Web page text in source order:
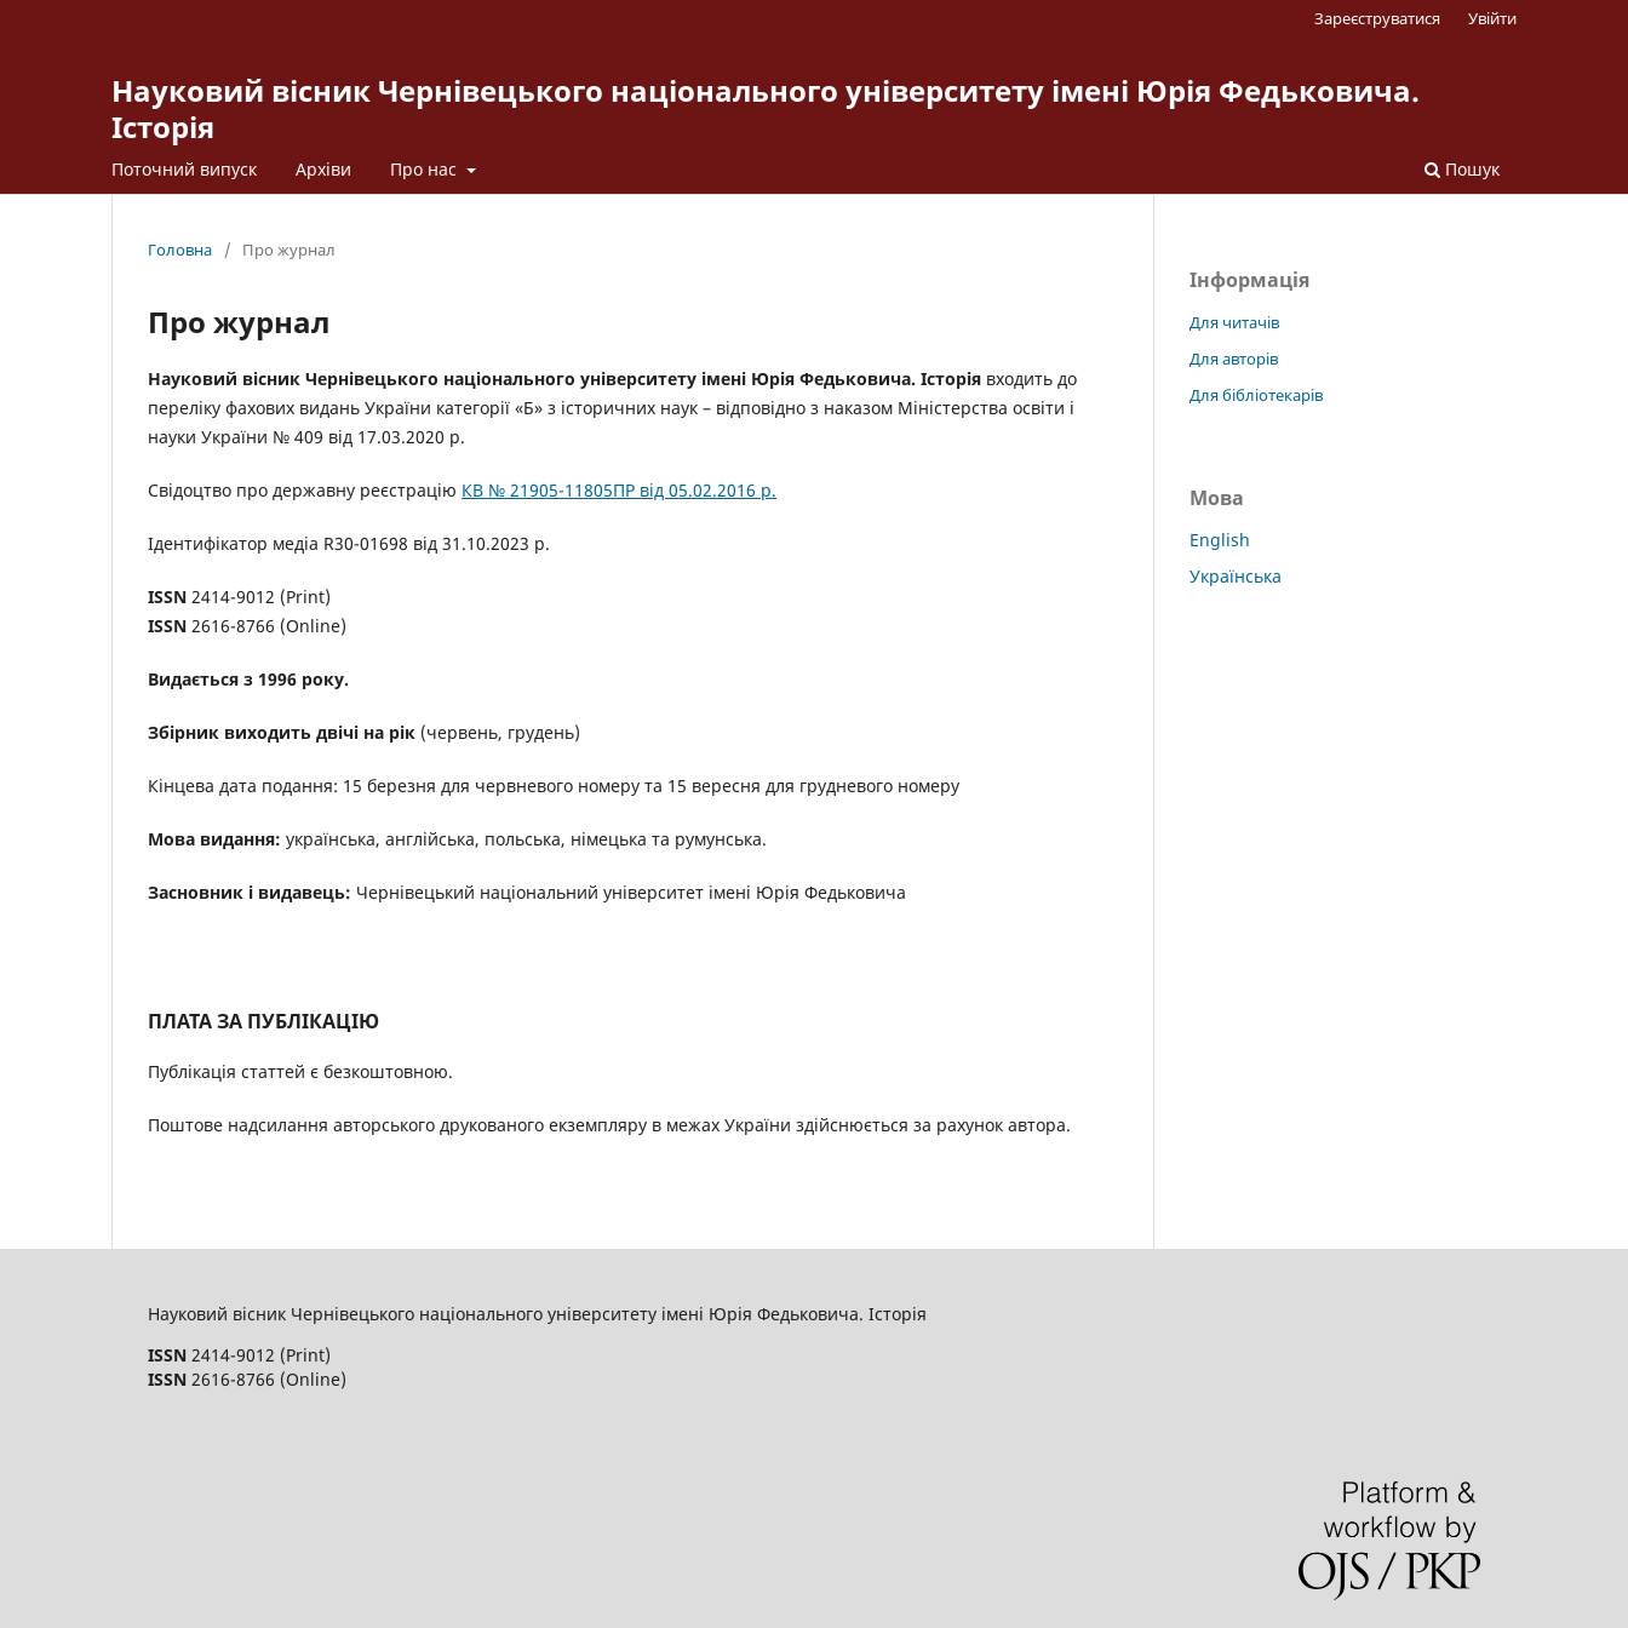
Науковий вісник Чернівецького національного університету імені Юрія Федьковича.
Історія
Поточний випуск Архіви Про нас Пошук
Зареєструватися Увійти
Головна / Про журнал
Про журнал
Науковий вісник Чернівецького національного університету імені Юрія Федьковича. Історія входить до
переліку фахових видань України категорії «Б» з історичних наук – відповідно з наказом Міністерства освіти і
науки України № 409 від 17.03.2020 р.
Свідоцтво про державну реєстрацію КВ № 21905-11805ПР від 05.02.2016 р.
Ідентифікатор медіа R30-01698 від 31.10.2023 р.
ISSN 2414-9012 (Print)
ISSN 2616-8766 (Online)
Видається з 1996 року.
Збірник виходить двічі на рік (червень, грудень)
Кінцева дата подання: 15 березня для червневого номеру та 15 вересня для грудневого номеру
Мова видання: українська, англійська, польська, німецька та румунська.
Засновник і видавець: Чернівецький національний університет імені Юрія Федьковича
ПЛАТА ЗА ПУБЛІКАЦІЮ
Публікація статтей є безкоштовною.
Поштове надсилання авторського друкованого екземпляру в межах України здійснюється за рахунок автора.
Інформація
Для читачів
Для авторів
Для бібліотекарів
Мова
English
Українська
Науковий вісник Чернівецького національного університету імені Юрія Федьковича. Історія
ISSN 2414-9012 (Print)
ISSN 2616-8766 (Online)